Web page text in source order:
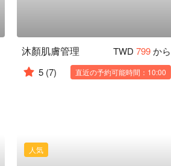
沐顏肌膚管理 TWD 799から
5 (7) 直近の予約可能時間：10:00
人気